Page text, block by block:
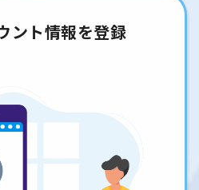
ント情報を登録